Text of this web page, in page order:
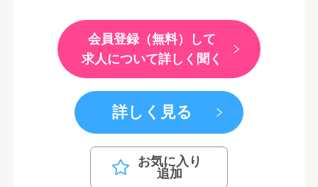
会員登録（無料）して
求人について詳しく聞く
詳しく見る
お気に入り
追加